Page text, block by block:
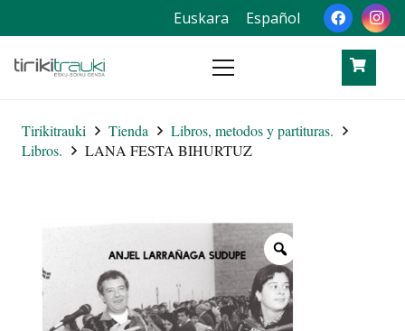
Euskara Español
Tirikitrauki Tienda
Libros, metodos y partituras.
Libros.
LANA FESTA BIHURTUZ